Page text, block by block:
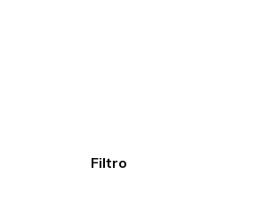
Filtro